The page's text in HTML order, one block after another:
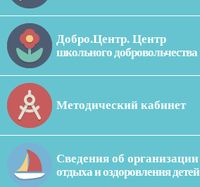
Добро.Центр. Центр
школьного добровольчества
Методический кабинет
Сведения об организации
отдыха и оздоровления детей